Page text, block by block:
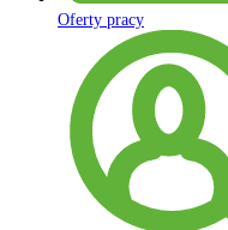
Oferty pracy